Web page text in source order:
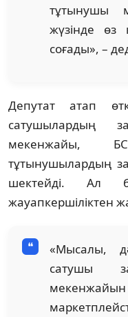
тұтынушы
жүзінде өз
соғады», –
Депутат атап
сатушылардың
мекенжайы,
тұтынушылардың
шектейді. Ал
жауапкершіліктен
«Мысалы,
сатушы
мекенжайын